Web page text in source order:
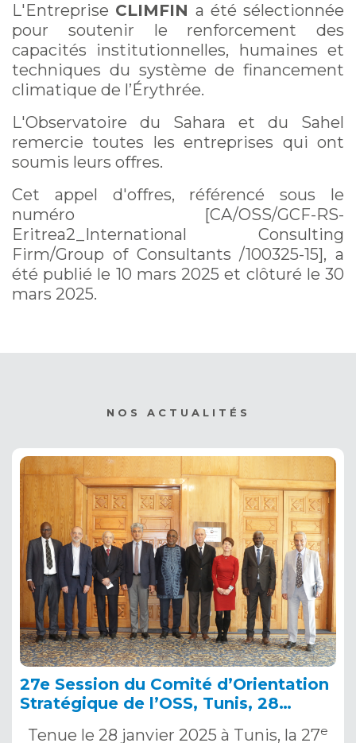
L'Entreprise CLIMFIN a été sélectionnée
pour soutenir le renforcement des
capacités institutionnelles, humaines et
techniques du système de financement
climatique de l’Érythrée.
L'Observatoire du Sahara et du Sahel
remercie toutes les entreprises qui ont
soumis leurs offres.
Cet appel d'offres, référencé sous le
numéro [CA/OSS/GCF-RS-
Eritrea2_International Consulting
Firm/Group of Consultants /100325-15], a
été publié le 10 mars 2025 et clôturé le 30
mars 2025.
NOS ACTUALITÉS
27e Session du Comité d’Orientation
Stratégique de l’OSS, Tunis, 28
Tenue le 28 janvier 2025 à Tunis, la 27e